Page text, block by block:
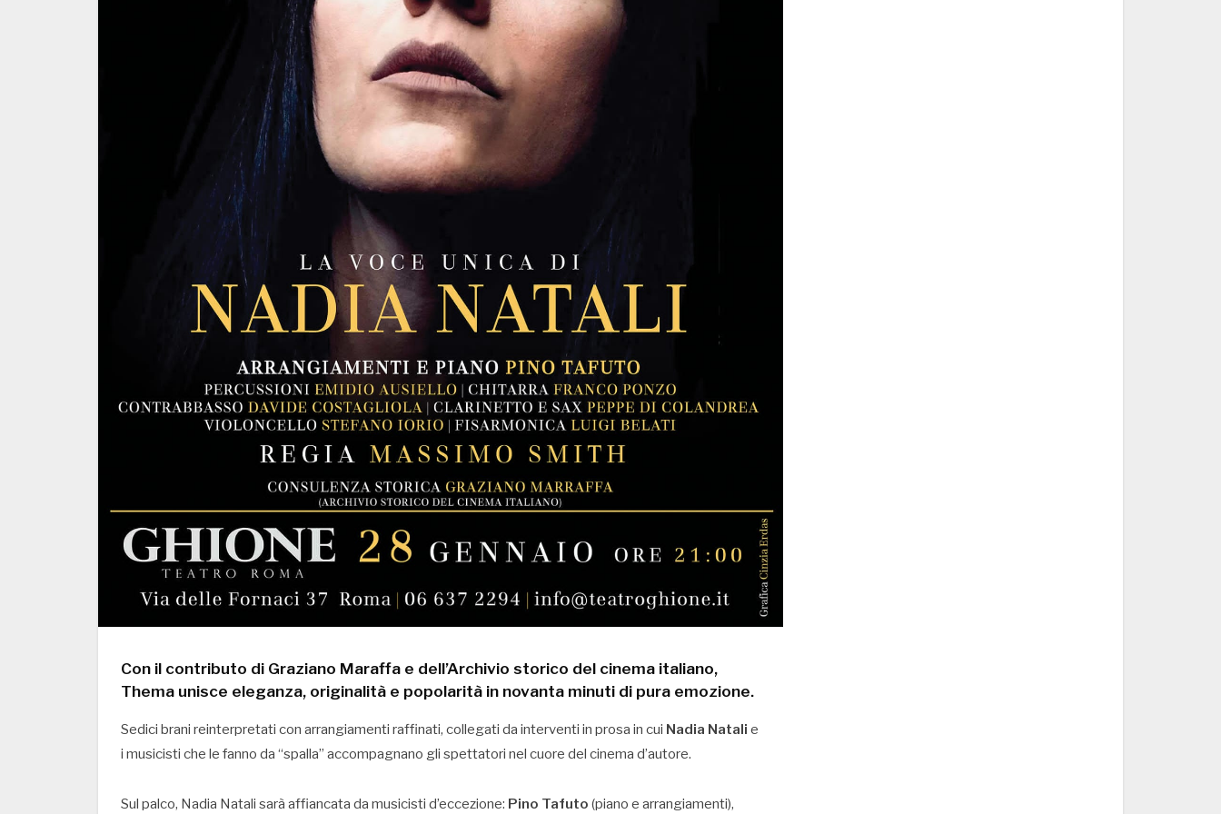
Con il contributo di Graziano Maraffa e dell’Archivio storico del cinema italiano,
Thema unisce eleganza, originalità e popolarità in novanta minuti di pura emozione.
Sedici brani reinterpretati con arrangiamenti raffinati, collegati da interventi in prosa in cui Nadia Natali e
i musicisti che le fanno da “spalla” accompagnano gli spettatori nel cuore del cinema d’autore.
Sul palco, Nadia Natali sarà affiancata da musicisti d’eccezione: Pino Tafuto (piano e arrangiamenti),